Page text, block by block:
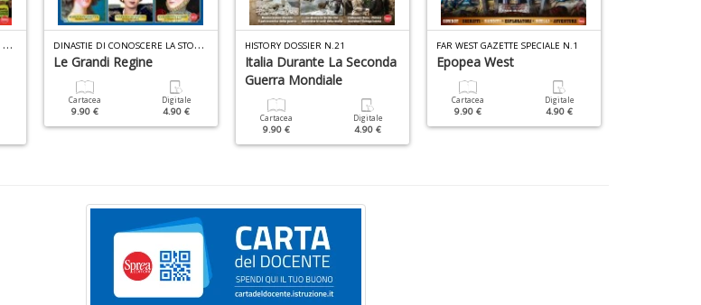
G
UERRE E GUERRIERI SPECIALE N.4
D
INASTIE DI CONOSCERE LA STORIA N.9
Le Grandi Regine
Cartacea
9.90 €
Digitale
4.90 €
HISTORY DOSSIER N.21
Italia Durante La Seconda
Guerra Mondiale
Cartacea
9.90 €
Digitale
4.90 €
FAR WEST GAZETTE SPECIALE N.1
Epopea West
Cartacea
9.90 €
Digitale
4.90 €